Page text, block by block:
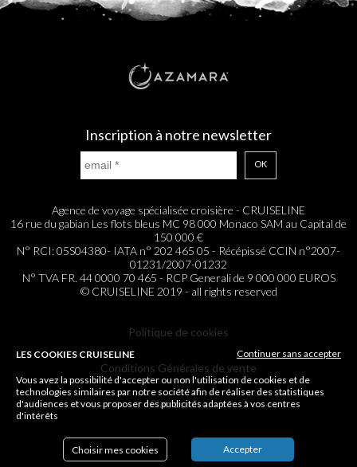
LES COOKIES CRUISELINE Continuer sans accepter
Vous avez la possibilité d'accepter ou non l'utilisation de cookies et de
technologies similaires par notre société afin de réaliser des statistiques
d'audiences et vous proposer des publicités adaptées à vos centres
d'intérêts
Choisir mes cookies Accepter
Inscription à notre newsletter
OK
Agence de voyage spécialisée croisière - CRUISELINE
16 rue du gabian Les flots bleus MC 98 000 Monaco SAM au Capital de
150 000 €
N° RCI: 05S04380- IATA n° 202 465 05 - Récépissé CCIN n°2007-
01231/2007-01232
N° TVA FR. 44 0000 70 465 - RCP Generali de 9 000 000 EUROS
© CRUISELINE 2019 - all rights reserved
Politique de cookies
Conditions Générales de vente
Plan du site